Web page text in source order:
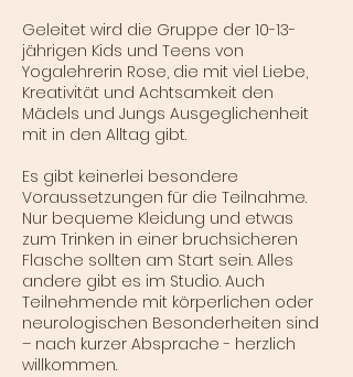
Geleitet wird die Gruppe der 10-13-
jährigen Kids und Teens von
Yogalehrerin Rose, die mit viel Liebe,
Kreativität und Achtsamkeit den
Mädels und Jungs Ausgeglichenheit
mit in den Alltag gibt.
Es gibt keinerlei besondere
Voraussetzungen für die Teilnahme.
Nur bequeme Kleidung und etwas
zum Trinken in einer bruchsicheren
Flasche sollten am Start sein. Alles
andere gibt es im Studio. Auch
Teilnehmende mit körperlichen oder
neurologischen Besonderheiten sind
– nach kurzer Absprache - herzlich
willkommen.